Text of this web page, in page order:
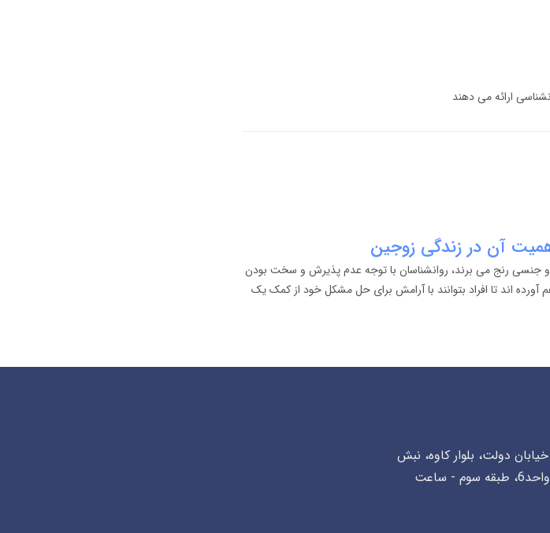
ارائه می دهند
آن در زندگی زوجین
و جنسی رنج می برند، روانشناسان با توجه عدم پذیرش و سخت بودن
اند تا افراد بتوانند با آرامش برای حل مشکل خود از کمک یک
خیابان دولت، بلوار کاوه، نبش
اخلاقی غربی، پلاک29، واحد6، طبقه سوم - ساعت